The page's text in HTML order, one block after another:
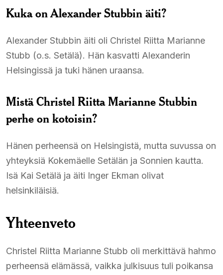
Kuka on Alexander Stubbin äiti?
Alexander Stubbin äiti oli Christel Riitta Marianne
Stubb (o.s. Setälä). Hän kasvatti Alexanderin
Helsingissä ja tuki hänen uraansa.
Mistä Christel Riitta Marianne Stubbin
perhe on kotoisin?
Hänen perheensä on Helsingistä, mutta suvussa on
yhteyksiä Kokemäelle Setälän ja Sonnien kautta.
Isä Kai Setälä ja äiti Inger Ekman olivat
helsinkiläisiä.
Yhteenveto
Christel Riitta Marianne Stubb oli merkittävä hahmo
perheensä elämässä, vaikka julkisuus tuli poikansa